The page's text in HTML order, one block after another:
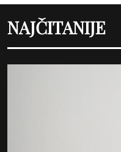
NAJČITANIJE